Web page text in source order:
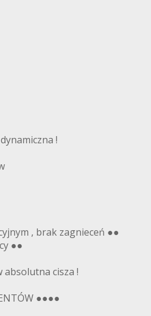
!
, brak zagnieceń ●●
●●
cisza !
●●●●